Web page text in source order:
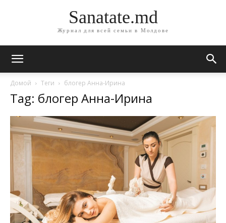
Sanatate.md
Журнал для всей семьи в Молдове
Домой Теги блогер Анна-Ирина
Tag: блогер Анна-Ирина